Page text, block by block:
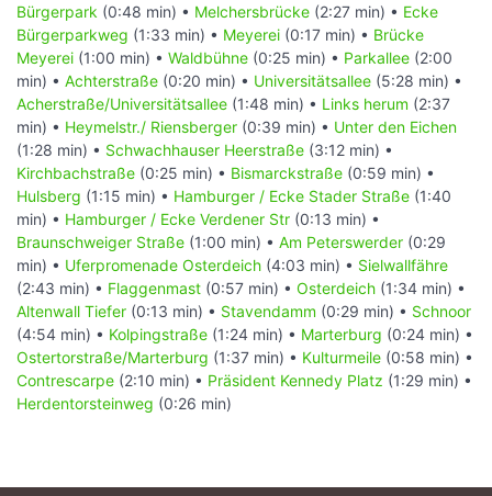
Bürgerpark (0:48 min) • Melchersbrücke (2:27 min) • Ecke
Bürgerparkweg (1:33 min) • Meyerei (0:17 min) • Brücke
Meyerei (1:00 min) • Waldbühne (0:25 min) • Parkallee (2:00
min) • Achterstraße (0:20 min) • Universitätsallee (5:28 min) •
Acherstraße/Universitätsallee (1:48 min) • Links herum (2:37
min) • Heymelstr./ Riensberger (0:39 min) • Unter den Eichen
(1:28 min) • Schwachhauser Heerstraße (3:12 min) •
Kirchbachstraße (0:25 min) • Bismarckstraße (0:59 min) •
Hulsberg (1:15 min) • Hamburger / Ecke Stader Straße (1:40
min) • Hamburger / Ecke Verdener Str (0:13 min) •
Braunschweiger Straße (1:00 min) • Am Peterswerder (0:29
min) • Uferpromenade Osterdeich (4:03 min) • Sielwallfähre
(2:43 min) • Flaggenmast (0:57 min) • Osterdeich (1:34 min) •
Altenwall Tiefer (0:13 min) • Stavendamm (0:29 min) • Schnoor
(4:54 min) • Kolpingstraße (1:24 min) • Marterburg (0:24 min) •
Ostertorstraße/Marterburg (1:37 min) • Kulturmeile (0:58 min) •
Contrescarpe (2:10 min) • Präsident Kennedy Platz (1:29 min) •
Herdentorsteinweg (0:26 min)